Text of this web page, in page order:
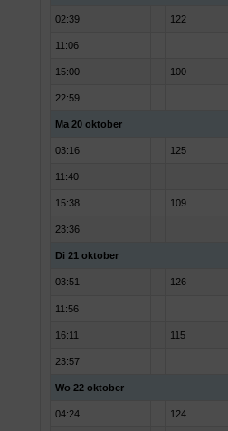
02:39 122
11:06
15:00 100
22:59
Ma 20 oktober
03:16 125
11:40
15:38 109
23:36
Di 21 oktober
03:51 126
11:56
16:11 115
23:57
Wo 22 oktober
04:24 124